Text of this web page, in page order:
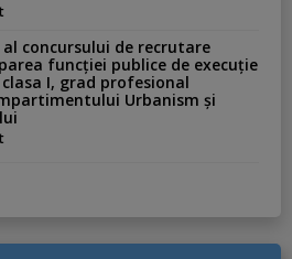
al concursului de recrutare
funcției publice de execuție
I, grad profesional
Urbanism și